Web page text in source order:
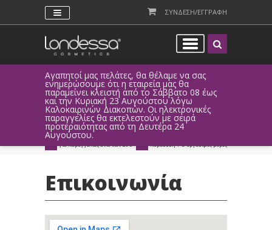
ΣΥΝΔΕΣΗ/ΕΓΓΡΑΦΗ
Αγαπητοί μας πελάτες, θα θέλαμε να σας
ενημερώσουμε ότι η εταιρεία μας θα
παραμείνει κλειστή από το Σάββατο 08 έως
και την Κυριακή 23 Αυγούστου λόγω
Καλοκαιρινών Διακοπών. Οι ηλεκτρονικές
παραγγελίες θα εκτελεστούν με σειρά
προτεραιότητας από τη Δευτέρα 24
Αυγούστου.
Επικοινωνία
ΑΜΕΣΗ ΣΥΝΔΕΣΗ
Facebook, Gmail
ή ως επισκέπτης
ΕΥΚΟΛΕΣ ΑΓΟΡΕΣ
με ευέλικτους τρόπους
πληρωμής
ΔΩΡΕΑΝ ΠΑΡΑΔΟΣΗ
για παραγγελίες άνω των 20€ παράδοση 1-3 εργάσιμες μέρες
Επικοινωνία